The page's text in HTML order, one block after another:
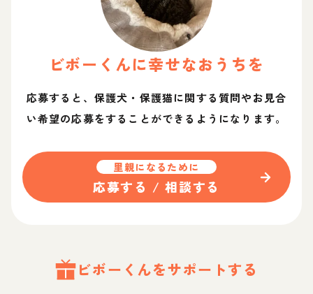
ビボー くんに幸せなおうちを
応募すると、保護犬・保護猫に関する質問やお見合
い希望の応募をすることができるようになります。
里親になるために
応募する / 相談する
ビボー くんをサポートする